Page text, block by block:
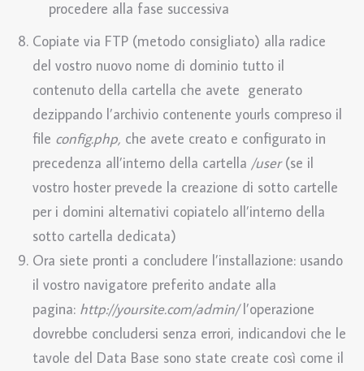
procedere alla fase successiva
Copiate via FTP (metodo consigliato) alla radice
del vostro nuovo nome di dominio tutto il
contenuto della cartella che avete generato
dezippando l’archivio contenente yourls compreso il
file config.php, che avete creato e configurato in
precedenza all’interno della cartella /user(se il
vostro hoster prevede la creazione di sotto cartelle
per i domini alternativi copiatelo all’interno della
sotto cartella dedicata)
Ora siete pronti a concludere l’installazione: usando
il vostro navigatore preferito andate alla
pagina: http://yoursite.com/admin/l’operazione
dovrebbe concludersi senza errori, indicandovi che le
tavole del Data Base sono state create così come il